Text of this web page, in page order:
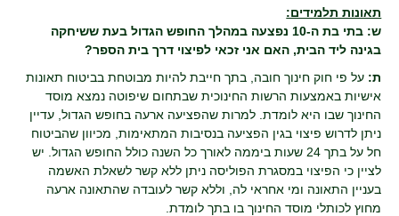
תאונות תלמידים:
ש: בתי בת ה-10 נפצעה במהלך החופש הגדול בעת ששיחקה
בגינה ליד הבית, האם אני זכאי לפיצוי דרך בית הספר?
ת: על פי חוק חינוך חובה, בתך חייבת להיות מבוטחת בביטוח תאונות
אישיות באמצעות הרשות החינוכית שבתחום שיפוטה נמצא מוסד
החינוך שבו היא לומדת. למרות שהפציעה ארעה בחופש הגדול, עדיין
ניתן לדרוש פיצוי בגין הפציעה בנסיבות המתאימות, מכיוון שהביטוח
חל על בתך 24 שעות ביממה לאורך כל השנה כולל החופש הגדול. יש
לציין כי הפיצוי במסגרת הפוליסה ניתן ללא קשר לשאלת האשמה
בעניין התאונה ומי אחראי לה, וללא קשר לעובדה שהתאונה ארעה
מחוץ לכותלי מוסד החינוך בו בתך לומדת.